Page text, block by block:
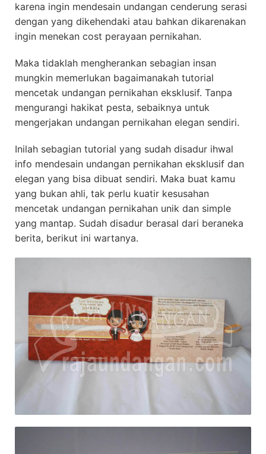
karena ingin mendesain undangan cenderung serasi
dengan yang dikehendaki atau bahkan dikarenakan
ingin menekan cost perayaan pernikahan.
Maka tidaklah mengherankan sebagian insan
mungkin memerlukan bagaimanakah tutorial
mencetak undangan pernikahan eksklusif. Tanpa
mengurangi hakikat pesta, sebaiknya untuk
mengerjakan undangan pernikahan elegan sendiri.
Inilah sebagian tutorial yang sudah disadur ihwal
info mendesain undangan pernikahan eksklusif dan
elegan yang bisa dibuat sendiri. Maka buat kamu
yang bukan ahli, tak perlu kuatir kesusahan
mencetak undangan pernikahan unik dan simple
yang mantap. Sudah disadur berasal dari beraneka
berita, berikut ini wartanya.